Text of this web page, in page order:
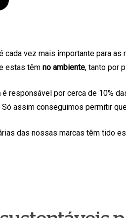
cada vez mais importante para as
estas têm no ambiente, tanto por
é responsável por cerca de 10%
assim conseguimos permitir
das nossas marcas têm tido